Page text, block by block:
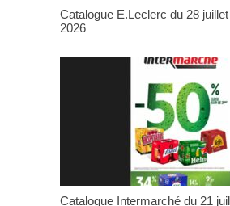
Catalogue E.Leclerc du 28
2026
Catalogue Intermarché du 21